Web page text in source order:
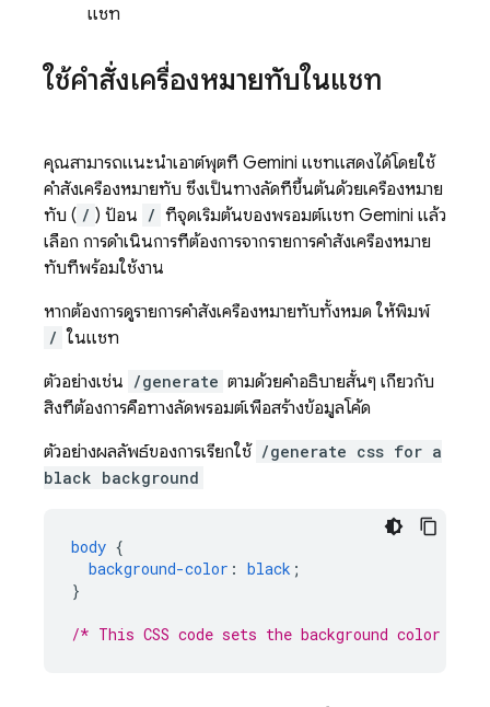
แชท
ใช้คำสั่งเครื่องหมายทับในแชท
คุณสามารถแนะนำเอาต์พุตที่ Gemini แชทแสดงได้โดยใช้
คำสั่งเครื่องหมายทับ ซึ่งเป็นทางลัดที่ขึ้นต้นด้วยเครื่องหมาย
ทับ ( / ) ป้อน / ที่จุดเริ่มต้นของพรอมต์แชท Gemini แล้ว
เลือก การดำเนินการที่ต้องการจากรายการคำสั่งเครื่องหมาย
ทับที่พร้อมใช้งาน
หากต้องการดูรายการคำสั่งเครื่องหมายทับทั้งหมด ให้พิมพ์
/ ในแชท
ตัวอย่างเช่น /generate ตามด้วยคำอธิบายสั้นๆ เกี่ยวกับ
สิ่งที่ต้องการคือทางลัดพรอมต์เพื่อสร้างข้อมูลโค้ด
ตัวอย่างผลลัพธ์ของการเรียกใช้ /generate css for a
black background
body {
background-color : black ;
}
/* This CSS code sets the background color of